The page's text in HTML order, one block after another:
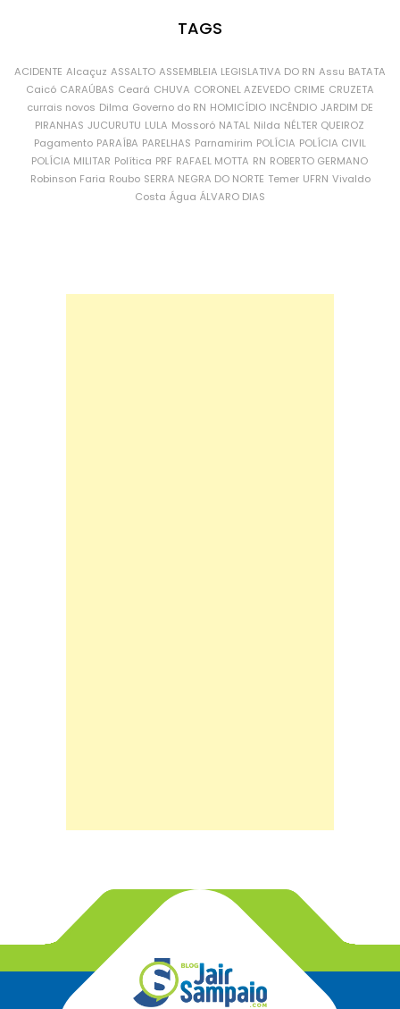
TAGS
ACIDENTE Alcaçuz ASSALTO ASSEMBLEIA LEGISLATIVA DO RN Assu BATATA
Caicó CARAÚBAS Ceará CHUVA CORONEL AZEVEDO CRIME CRUZETA
currais novos Dilma Governo do RN HOMICÍDIO INCÊNDIO JARDIM DE
PIRANHAS JUCURUTU LULA Mossoró NATAL Nilda NÉLTER QUEIROZ
Pagamento PARAÍBA PARELHAS Parnamirim POLÍCIA POLÍCIA CIVIL
POLÍCIA MILITAR Política PRF RAFAEL MOTTA RN ROBERTO GERMANO
Robinson Faria Roubo SERRA NEGRA DO NORTE Temer UFRN Vivaldo
Costa Água ÁLVARO DIAS